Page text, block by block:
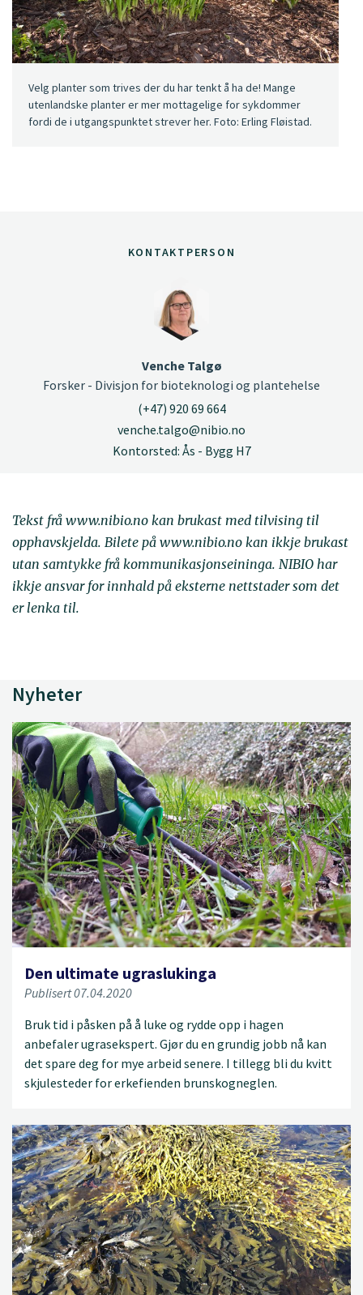
Velg planter som trives der du har tenkt å ha de! Mange
utenlandske planter er mer mottagelige for sykdommer
fordi de i utgangspunktet strever her. Foto: Erling Fløistad.
KONTAKTPERSON
Venche Talgø
Forsker - Divisjon for bioteknologi og plantehelse
(+47) 920 69 664
venche.talgo@nibio.no
Kontorsted: Ås - Bygg H7
Tekst frå www.nibio.no kan brukast med tilvising til
opphavskjelda. Bilete på www.nibio.no kan ikkje brukast
utan samtykke frå kommunikasjonseininga. NIBIO har
ikkje ansvar for innhald på eksterne nettstader som det
er lenka til.
Nyheter
Den ultimate ugraslukinga
Publisert 07.04.2020
Bruk tid i påsken på å luke og rydde opp i hagen
anbefaler ugrasekspert. Gjør du en grundig jobb nå kan
det spare deg for mye arbeid senere. I tillegg bli du kvitt
skjulesteder for erkefienden brunskogneglen.